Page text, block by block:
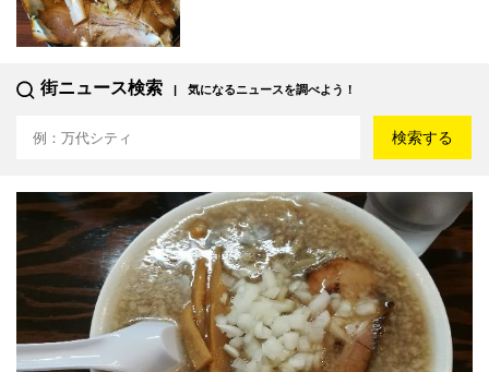
街ニュース検索 気になるニュースを調べよう！
検索する